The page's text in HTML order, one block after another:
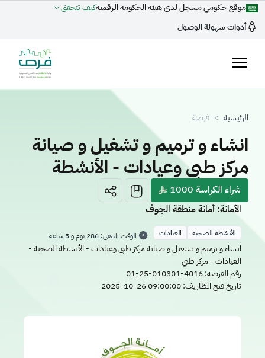
تجاوز إلى المحتوى الرئيسي
موقع حكومي مسجل لدى هيئة الحكومة الرقميةكيف تتحقق
أدوات سهولة الوصول
مسار التنقل
الرئيسية فرصة
انشاء و ترميم و تشغيل و صيانة
مركز طبي وعيادات - الأنشطة
الصحية - العيادات - مركز طبي
شراء الكراسة 1000
الأمانة: أمانة منطقة الجوف
الأنشطة الصحية العيادات الوقت المتبقي: 286 يوم و 5 ساعة
انشاء و ترميم و تشغيل و صيانة مركز طبي وعيادات - الأنشطة الصحية -
العيادات - مركز طبي
رقم الفرصة:01-25-010301-4016
تاريخ فتح المظاريف:2025-10-26 09:00:00